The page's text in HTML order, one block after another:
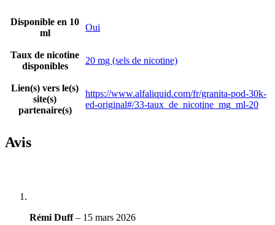
Disponible en 10
ml
Oui
Taux de nicotine
disponibles
20 mg (sels de nicotine)
Lien(s) vers le(s)
site(s)
partenaire(s)
https://www.alfaliquid.com/fr/granita-pod-30k-
ed-original#/33-taux_de_nicotine_mg_ml-20
Avis
Rémi Duff– 15 mars 2026